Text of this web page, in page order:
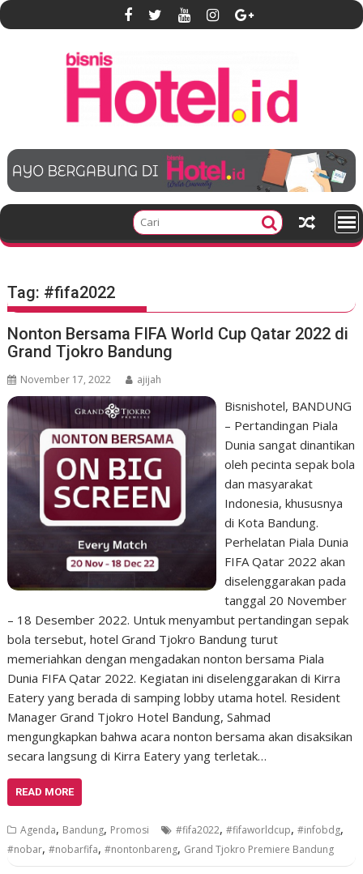
S
k
e
t
Tag: #fifa2022
Nonton Bersama FIFA World Cup Qatar 2022 di
Grand Tjokro Bandung
November 17, 2022 ajijah
Bisnishotel, BANDUNG
– Pertandingan Piala
Dunia sangat dinantikan
oleh pecinta sepak bola
dan masyarakat
Indonesia, khususnya
di Kota Bandung.
Perhelatan Piala Dunia
FIFA Qatar 2022 akan
diselenggarakan pada
tanggal 20 November
– 18 Desember 2022. Untuk menyambut pertandingan sepak
bola tersebut, hotel Grand Tjokro Bandung turut
memeriahkan dengan mengadakan nonton bersama Piala
Dunia FIFA Qatar 2022. Kegiatan ini diselenggarakan di Kirra
Eatery yang berada di samping lobby utama hotel. Resident
Manager Grand Tjokro Hotel Bandung, Sahmad
mengungkapkan bahwa acara nonton bersama akan disaksikan
secara langsung di Kirra Eatery yang terletak…
READ MORE
Agenda, Bandung, Promosi #fifa2022,#fifaworldcup,#infobdg,
#nobar,#nobarfifa,#nontonbareng, Grand Tjokro Premiere Bandung